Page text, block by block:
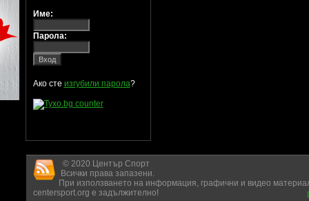
Име:
Парола:
Ако сте изгубили парола?
© 2020 Център Спорт
Всички права запазени.
При използването на информация, графични и видео
centersport.org е задължително!